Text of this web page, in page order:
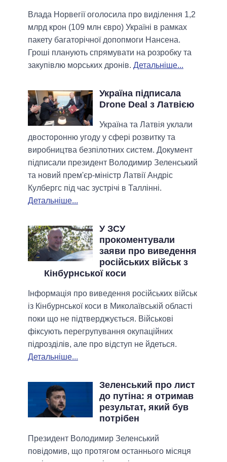
Влада Норвегії оголосила про виділення 1,2
млрд крон (109 млн євро) Україні в рамках
пакету багаторічної допопмоги Нансена.
Гроші планують спрямувати на розробку та
закупівлю морських дронів. Детальніше...
Україна підписала
Drone Deal з Латвією
Україна та Латвія уклали
двосторонню угоду у сфері розвитку та
виробництва безпілотних систем. Документ
підписали президент Володимир Зеленський
та новий прем'єр-міністр Латвії Андріс
Кулбергс під час зустрічі в Таллінні.
Детальніше...
У ЗСУ
прокоментували
заяви про виведення
російських військ з
Кінбурнської коси
Інформація про виведення російських військ
із Кінбурнської коси в Миколаївській області
поки що не підтверджується. Військові
фіксують перегрупування окупаційних
підрозділів, але про відступ не йдеться.
Детальніше...
Зеленський про лист
до путіна: я отримав
результат, який був
потрібен
Президент Володимир Зеленський
повідомив, що протягом останнього місяця